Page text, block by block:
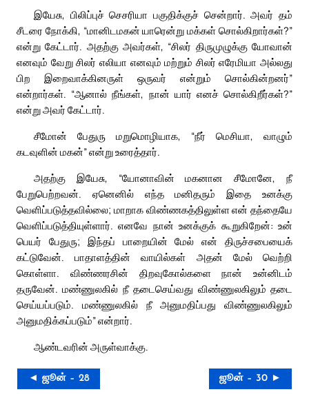
இயேசு, பிலிப்புச் செசரியா பகுதிக்குச் சென்றார். அவர் தம்
சீடரை நோக்கி, “மானிடமகன் யாரென்று மக்கள் சொல்கிறார்கள்?”
என்று கேட்டார். அதற்கு அவர்கள், “சிலர் திருமுழுக்கு யோவான்
எனவும் வேறு சிலர் எலியா எனவும் மற்றும் சிலர் எரேமியா அல்லது
பிற இறைவாக்கினருள் ஒருவர் என்றும் சொல்கின்றனர்”
என்றார்கள். “ஆனால் நீங்கள், நான் யார் எனச் சொல்கிறீர்கள்?”
என்று அவர் கேட்டார்.
சீமோன் பேதுரு மறுமொழியாக, “நீர் மெசியா, வாழும்
கடவுளின் மகன்” என்று உரைத்தார்.
அதற்கு இயேசு, “யோனாவின் மகனான சீமோனே, நீ
பேறுபெற்றவன். ஏனெனில் எந்த மனிதரும் இதை உனக்கு
வெளிப்படுத்தவில்லை; மாறாக விண்ணகத்திலுள்ள என் தந்தையே
வெளிப்படுத்தியுள்ளார். எனவே நான் உனக்குக் கூறுகிறேன்: உன்
பெயர் பேதுரு; இந்தப் பாறையின் மேல் என் திருச்சபையைக்
கட்டுவேன். பாதாளத்தின் வாயில்கள் அதன் மேல் வெற்றி
கொள்ளா. விண்ணரசின் திறவுகோல்களை நான் உன்னிடம்
தருவேன். மண்ணுலகில் நீ தடைசெய்வது விண்ணுலகிலும் தடை
செய்யப்படும். மண்ணுலகில் நீ அனுமதிப்பது விண்ணுலகிலும்
அனுமதிக்கப்படும்” என்றார்.
ஆண்டவரின் அருள்வாக்கு.
◄ ஜூன் – 28 ஜூன் – 30 ►